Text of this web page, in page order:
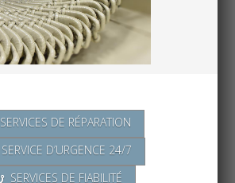
SERVICES DE RÉPARATION
SERVICE D’URGENCE 24/7
SERVICES DE FIABILITÉ